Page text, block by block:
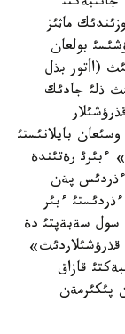
ماثئز
بولعان
(اأتور بذل
ذلئ جادئك
بايلانئستئ
ءبئرئ رةتئندة
ءذردئس پةن
ءبئر
سول سةبةپتئ دة
قذرؤشئلاردئث»
قازاق
پئكئرمةن